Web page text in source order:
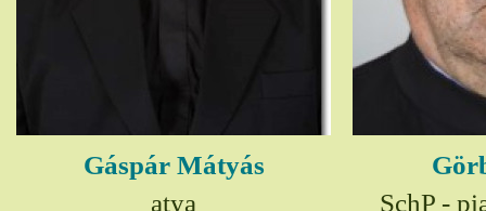
Gáspár Mátyás
atya
SchP -